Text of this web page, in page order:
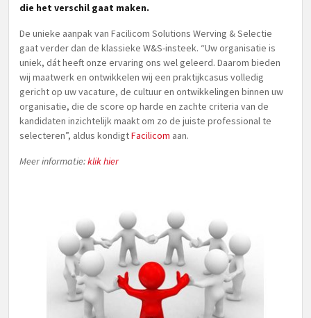
die het verschil gaat maken.
De unieke aanpak van Facilicom Solutions Werving & Selectie
gaat verder dan de klassieke W&S-insteek. “Uw organisatie is
uniek, dát heeft onze ervaring ons wel geleerd. Daarom bieden
wij maatwerk en ontwikkelen wij een praktijkcasus volledig
gericht op uw vacature, de cultuur en ontwikkelingen binnen uw
organisatie, die de score op harde en zachte criteria van de
kandidaten inzichtelijk maakt om zo de juiste professional te
selecteren”, aldus kondigtFacilicom aan.
Meer informatie:klik hier